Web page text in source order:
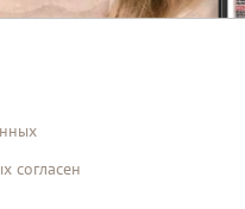
согласен